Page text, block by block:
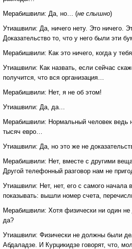
Мерабишвили: Да, но… (не слышно)
Утиашвили: Да, ничего нету. Это ничего.
Доказательство то, что у него были эти
Мерабишвили: Как это ничего, когда у
Утиашвили: Как назвать, если сейчас
получится, что вся организация…
Мерабишвили: Нет, я не об этом!
Утиашвили: Да, да…
Мерабишвили: Нормальный человек ведь
тысяч евро…
Утиашвили: Да, но это же не
Мерабишвили: Нет, вместе с другими
Другой телефонный разговор нам не
Утиашвили: Нет, нет, его с самого
показывать: вышли номер счета,
Мерабишвили: Хотя физически ни один
да?
Утиашвили: Физически не должны были
Абдаладзе. И Курцикидзе говорят, что,